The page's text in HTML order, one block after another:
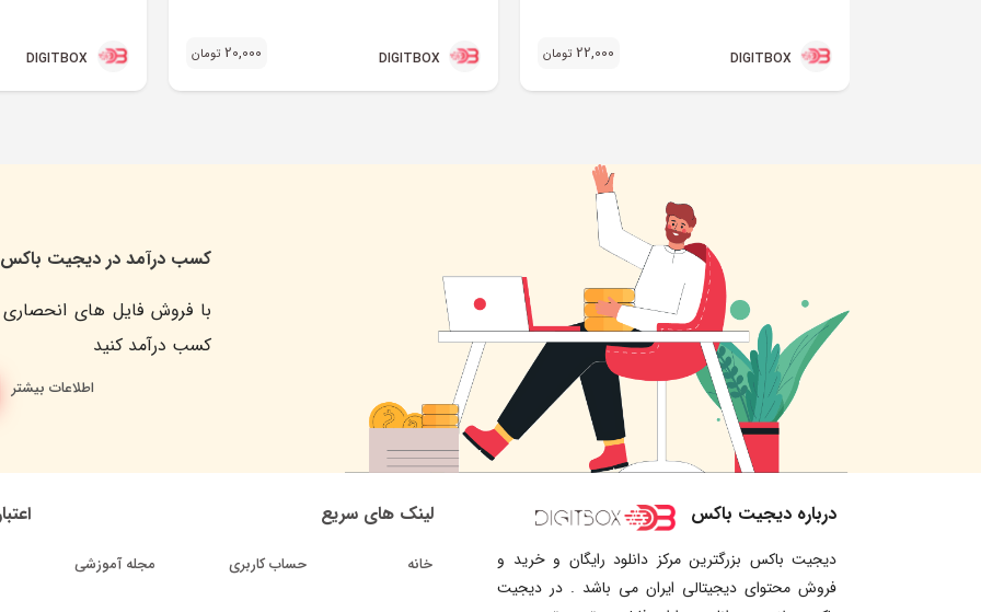
DIGITBOX
22,000 تومان DIGITBOX
20,000 تومان DIGITBOX
کسب درآمد در دیجیت باکس
با فروش فایل های
کسب درآمد کنید
اطلاعات بیشتر
درباره دیجیت باکس
دیجیت باکس بزرگترین مرکز دانلود رایگان و خرید و
فروش محتوای دیجیتالی ایران می باشد . در دیجیت
لینک های سریع
خانه حساب کاربری مجله آموزشی